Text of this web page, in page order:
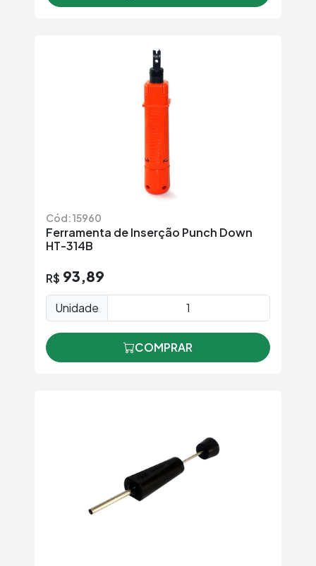
Cód: 15960
Ferramenta de Inserção Punch Down
HT-314B
R$ 93,89
Unidade
COMPRAR